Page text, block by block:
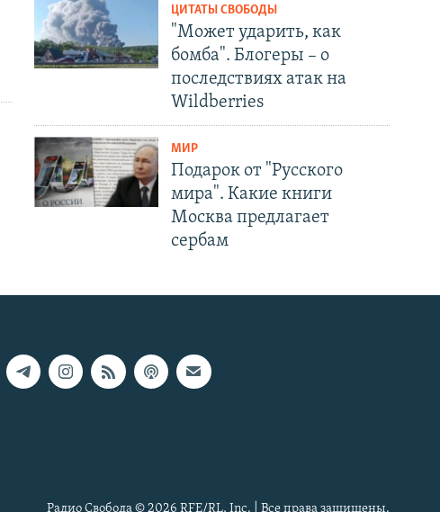
ЦИТАТЫ СВОБОДЫ
"Может ударить, как
бомба". Блогеры – о
последствиях атак на
Wildberries
МИР
Подарок от "Русского
мира". Какие книги
Москва предлагает
сербам
Радио Свобода © 2026 RFE/RL, Inc. | Все права защищены.